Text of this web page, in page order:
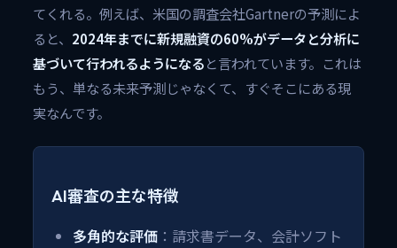
てくれる。例えば、米国の調査会社Gartnerの予測によ
ると、 2024年までに新規融資の60%がデータと分析に
基づいて行われるようになると言われています。これは
もう、単なる未来予測じゃなくて、すぐそこにある現
実なんです。
AI審査の主な特徴
多角的な評価 ：請求書データ、会計ソフト